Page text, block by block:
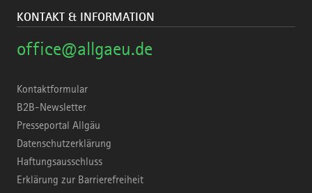
KONTAKT & INFORMATION
office@allgaeu.de
Kontaktformular
B2B-Newsletter
Presseportal Allgäu
Datenschutzerklärung
Haftungsausschluss
Erklärung zur Barrierefreiheit